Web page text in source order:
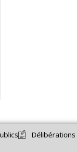
Délibérations